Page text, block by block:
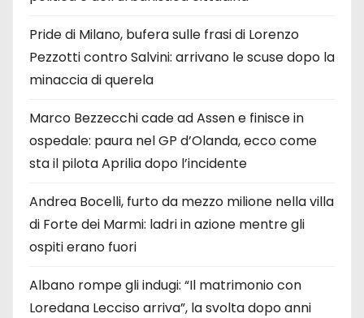
Pride di Milano, bufera sulle frasi di Lorenzo
Pezzotti contro Salvini: arrivano le scuse dopo la
minaccia di querela
Marco Bezzecchi cade ad Assen e finisce in
ospedale: paura nel GP d’Olanda, ecco come
sta il pilota Aprilia dopo l’incidente
Andrea Bocelli, furto da mezzo milione nella villa
di Forte dei Marmi: ladri in azione mentre gli
ospiti erano fuori
Albano rompe gli indugi: “Il matrimonio con
Loredana Lecciso arriva”, la svolta dopo anni